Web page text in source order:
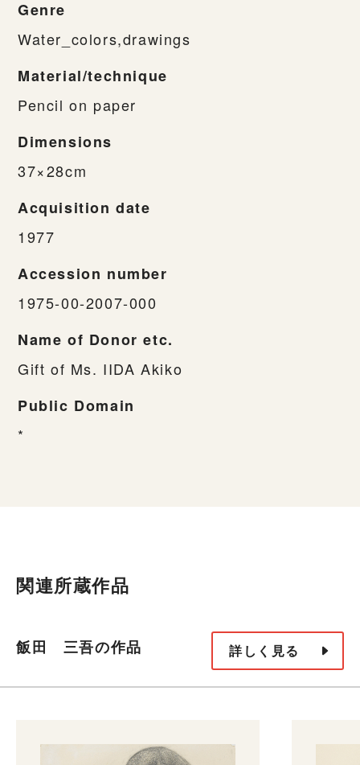
Genre
Water_colors,drawings
Material/technique
Pencil on paper
Dimensions
37×28cm
Acquisition date
1977
Accession number
1975-00-2007-000
Name of Donor etc.
Gift of Ms. IIDA Akiko
Public Domain
*
関連所蔵作品
飯田 三吾の作品 詳しく見る